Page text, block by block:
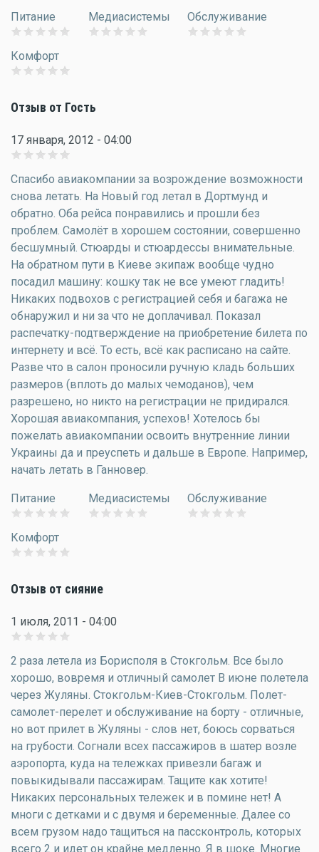
Питание Медиасистемы Обслуживание
Комфорт
Отзыв от Гость
17 января, 2012 - 04:00
Спасибо авиакомпании за возрождение возможности
снова летать. На Новый год летал в Дортмунд и
обратно. Оба рейса понравились и прошли без
проблем. Самолёт в хорошем состоянии, совершенно
бесшумный. Стюарды и стюардессы внимательные.
На обратном пути в Киеве экипаж вообще чудно
посадил машину: кошку так не все умеют гладить!
Никаких подвохов с регистрацией себя и багажа не
обнаружил и ни за что не доплачивал. Показал
распечатку-подтверждение на приобретение билета по
интернету и всё. То есть, всё как расписано на сайте.
Разве что в салон проносили ручную кладь больших
размеров (вплоть до малых чемоданов), чем
разрешено, но никто на регистрации не придирался.
Хорошая авиакомпания, успехов! Хотелось бы
пожелать авиакомпании освоить внутренние линии
Украины да и преуспеть и дальше в Европе. Например,
начать летать в Ганновер.
Питание Медиасистемы Обслуживание
Комфорт
Отзыв от сияние
1 июля, 2011 - 04:00
2 раза летела из Борисполя в Стокгольм. Все было
хорошо, вовремя и отличный самолет В июне полетела
через Жуляны. Стокгольм-Киев-Стокгольм. Полет-
самолет-перелет и обслуживание на борту - отличные,
но вот прилет в Жуляны - слов нет, боюсь сорваться
на грубости. Согнали всех пассажиров в шатер возле
аэропорта, куда на тележках привезли багаж и
повыкидывали пассажирам. Тащите как хотите!
Никаких персональных тележек и в помине нет! А
многи с детками и с двумя и беременные. Далее со
всем грузом надо тащиться на пассконтроль, которых
всего 2 и идет он крайне медленно. Я в шоке. Многие